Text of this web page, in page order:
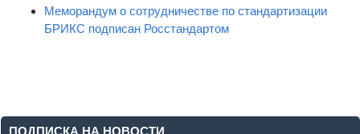
Меморандум о сотрудничестве по стандартизации
БРИКС подписан Росстандартом
ПОДПИСКА НА НОВОСТИ